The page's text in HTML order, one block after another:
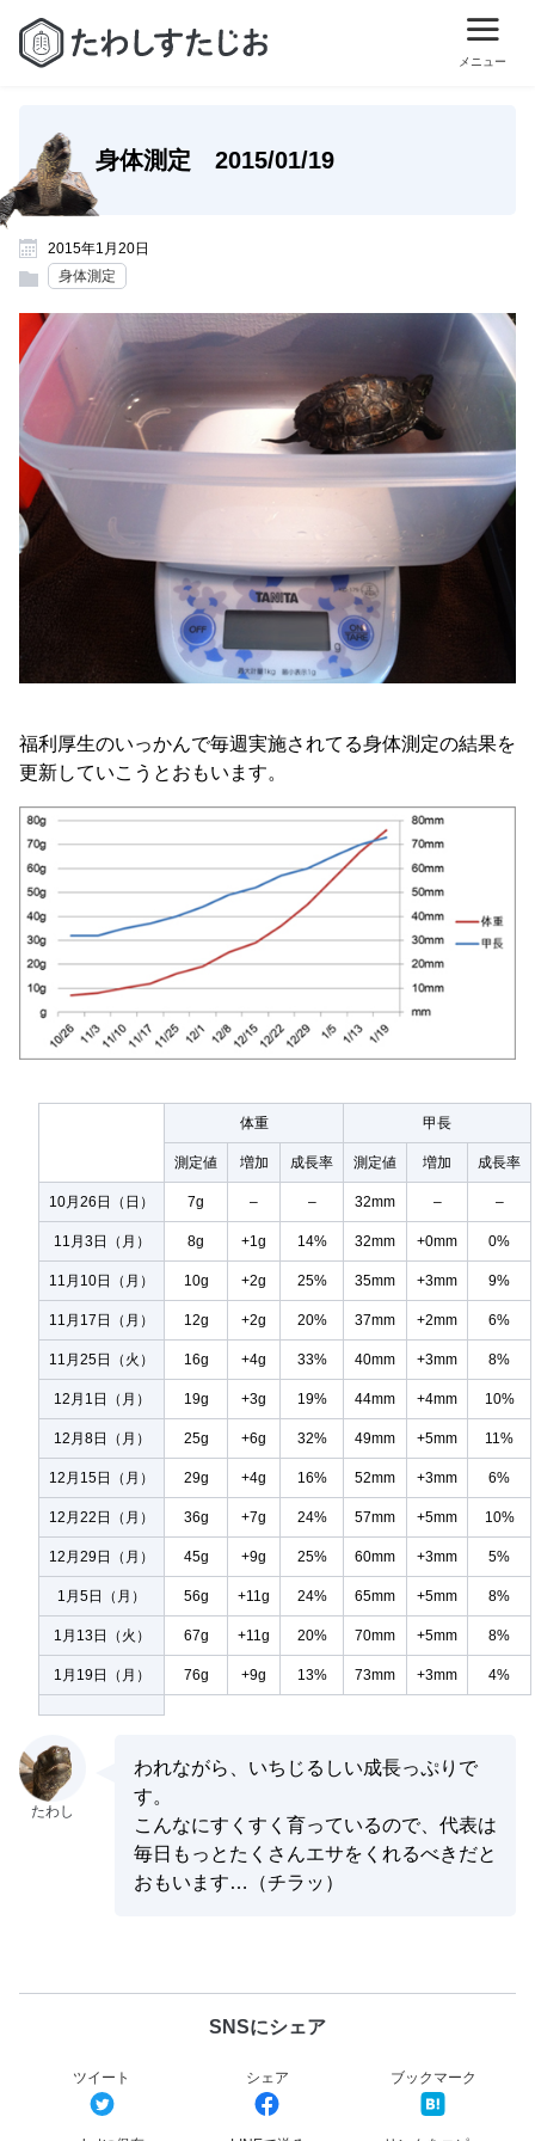
身体測定 2015/01/19
2015年1月20日
身体測定
福利厚生のいっかんで毎週実施されてる身体測定の結果を
更新していこうとおもいます。
体重 甲長
測定値 増加 成長率 測定値 増加 成長率
10月26日（日） 7g – – 32mm – –
11月3日（月） 8g +1g 14% 32mm +0mm 0%
11月10日（月） 10g +2g 25% 35mm +3mm 9%
11月17日（月） 12g +2g 20% 37mm +2mm 6%
11月25日（火） 16g +4g 33% 40mm +3mm 8%
12月1日（月） 19g +3g 19% 44mm +4mm 10%
12月8日（月） 25g +6g 32% 49mm +5mm 11%
12月15日（月） 29g +4g 16% 52mm +3mm 6%
12月22日（月） 36g +7g 24% 57mm +5mm 10%
12月29日（月） 45g +9g 25% 60mm +3mm 5%
1月5日（月） 56g +11g 24% 65mm +5mm 8%
1月13日（火） 67g +11g 20% 70mm +5mm 8%
1月19日（月） 76g +9g 13% 73mm +3mm 4%
われながら、いちじるしい成長っぷりで
す。
こんなにすくすく育っているので、代表は
毎日もっとたくさんエサをくれるべきだと
おもいます…（チラッ）
SNSにシェア